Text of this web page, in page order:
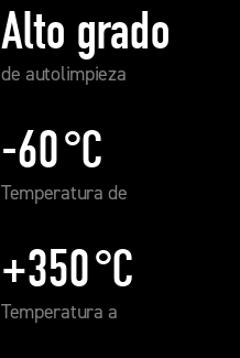
Alto grado
de autolimpieza
-60°C
Temperatura de
+350°C
Temperatura a